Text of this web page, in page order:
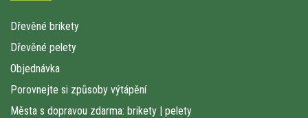
Dřevěné brikety
Dřevěné pelety
Objednávka
Porovnejte si způsoby výtápění
Města s dopravou zdarma: brikety | pelety